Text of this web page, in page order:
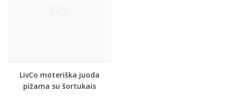
LivCo moteriška juoda
pižama su šortukais